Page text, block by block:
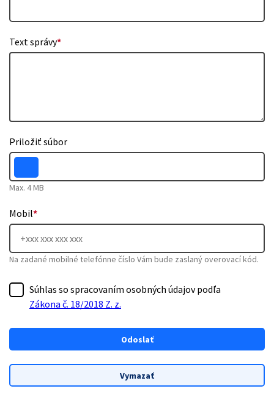
Text správy*
Priložiť súbor
Max. 4 MB
Mobil*
Na zadané mobilné telefónne číslo Vám bude zaslaný overovací kód.
Súhlas so spracovaním osobných údajov podľa
Zákona č. 18/2018 Z. z.